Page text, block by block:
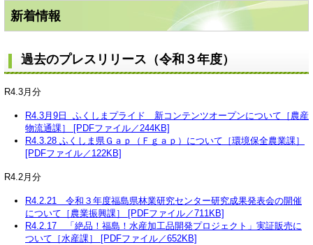
新着情報
過去のプレスリリース（令和３年度）
R4.3月分
R4.3月9日 ふくしまプライド 新コンテンツオープンについて［農産
物流通課］ [PDFファイル／244KB]
R4.3.28 ふくしま県Ｇａｐ（Ｆｇａｐ）について［環境保全農業課］
[PDFファイル／122KB]
R4.2月分
R4.2.21 令和３年度福島県林業研究センター研究成果発表会の開催
について［農業振興課］ [PDFファイル／711KB]
R4.2.17 「絶品！福島！水産加工品開発プロジェクト」実証販売に
ついて［水産課］ [PDFファイル／652KB]